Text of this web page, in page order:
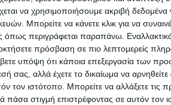
να χρησιμοποιήσουμε ακριβή
Μπορείτε να κάνετε κλικ για να
περιγράφεται παραπάνω.
πρόσβαση σε πιο λεπτομερείς
υπόψη ότι κάποια επεξεργασία των
σας, αλλά έχετε το δικαίωμα να
τον ιστότοπο. Μπορείτε να αλλάξετε τις
στιγμή επιστρέφοντας σε αυτόν τον
δικτύωσης όπως το Twiter και
παραπληροφόρηση, καθώς επίσης
τη συμπεριφορά των χρηστών
από τους πιο δημοφιλείς τρόπους
στρέφονται σε πλατφόρμες όπως το
τόσο στην πατρίδα τους όσο